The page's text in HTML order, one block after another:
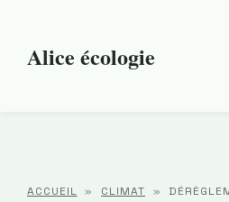
contenuAlice écologie
ACCUEIL » CLIMAT »